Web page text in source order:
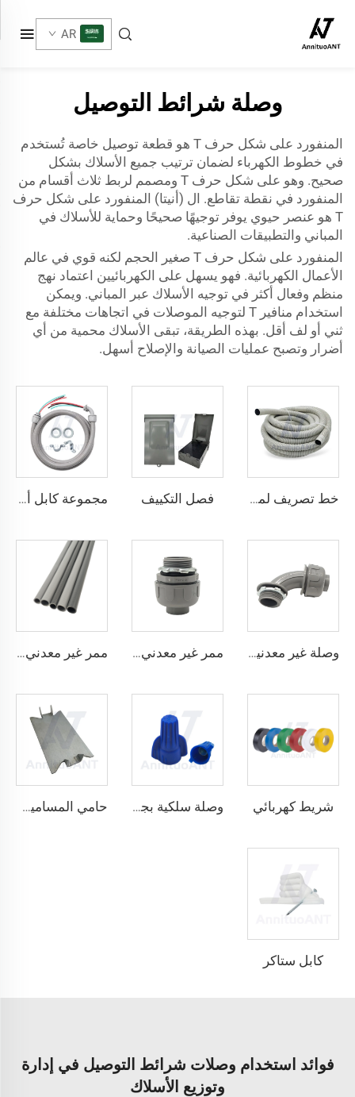
AR
وصلة شرائط التوصيل
المنفورد على شكل حرف T هو قطعة توصيل خاصة تُستخدم
في خطوط الكهرباء لضمان ترتيب جميع الأسلاك بشكل
صحيح. وهو على شكل حرف T ومصمم لربط ثلاث أقسام من
المنفورد في نقطة تقاطع. ال (أنيتا) المنفورد على شكل حرف
T هو عنصر حيوي يوفر توجيهًا صحيحًا وحماية للأسلاك في
المباني والتطبيقات الصناعية.
المنفورد على شكل حرف T صغير الحجم لكنه قوي في عالم
الأعمال الكهربائية. فهو يسهل على الكهربائيين اعتماد نهج
منظم وفعال أكثر في توجيه الأسلاك عبر المباني. ويمكن
استخدام منافير T لتوجيه الموصلات في اتجاهات مختلفة مع
ثني أو لف أقل. بهذه الطريقة، تبقى الأسلاك محمية من أي
أضرار وتصبح عمليات الصيانة والإصلاح أسهل.
خط تصريف لمكيفات الهواء فصل التكييف مجموعة كابل أ/سي
وصلة غير معدنية مقاومة للسوائل بزاوية 90 درجة ممر غير معدني مقاوم للسوائل مستقيم ممر غير معدني مقاوم للسوائل
شريط كهربائي وصلة سلكية بجناحين قابلة للالتفاف حامي المسامير المسمار
كابل ستاكر
فوائد استخدام وصلات شرائط التوصيل في إدارة
وتوزيع الأسلاك